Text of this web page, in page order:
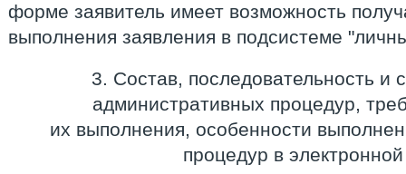
форме заявитель имеет возможность
выполнения заявления в подсистеме
3. Состав, последовательность и
административных процедур,
их выполнения, особенности
процедур в